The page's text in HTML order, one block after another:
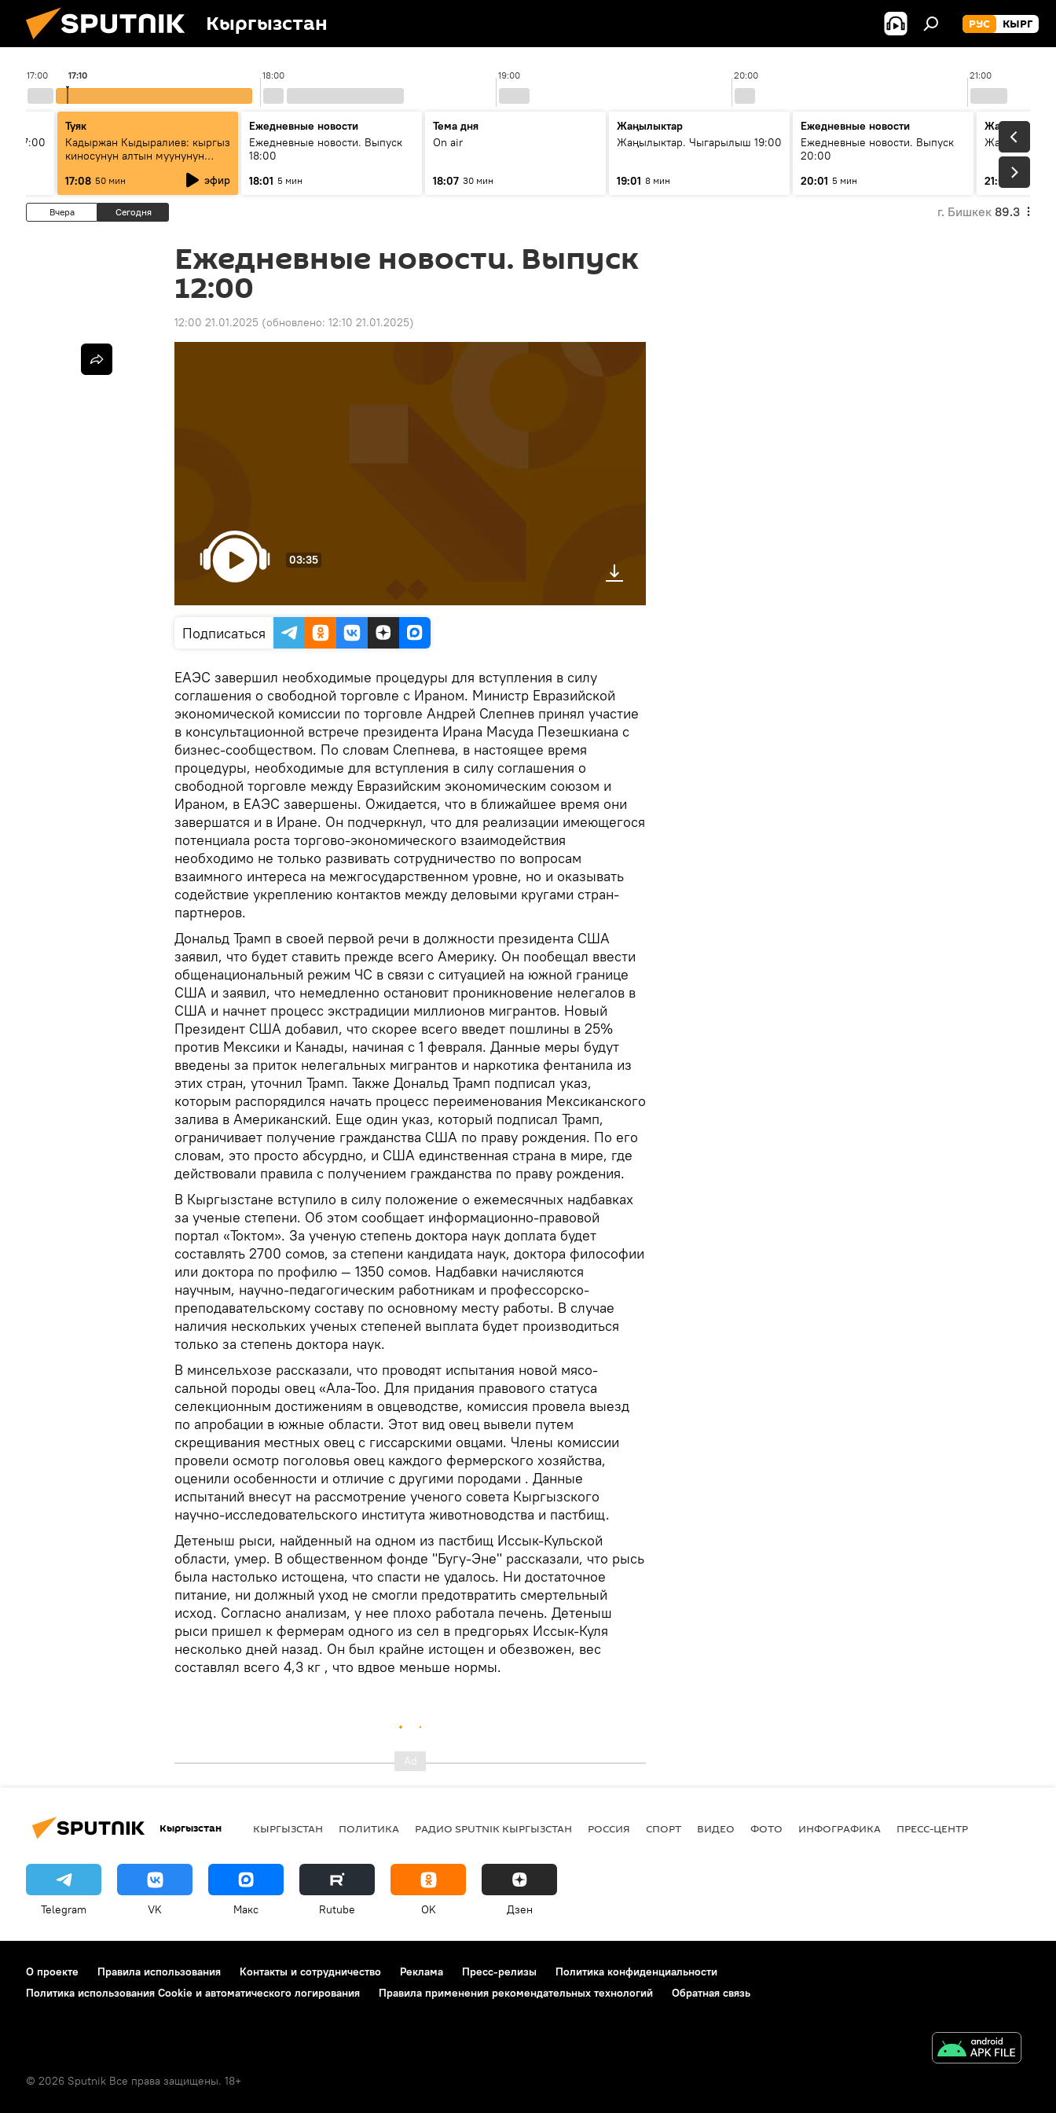
Кыргызстан РУС КЫРГ
17:00 18:00 19:00 20:00 21:00
17:10
17:00
Туяк
Кадыржан Кыдыралиев: кыргыз
киносунун алтын муунунун
17:08 50 мин эфир
Ежедневные новости
Ежедневные новости. Выпуск
18:00
18:01 5 мин
Тема дня
On air
18:07 30 мин
Жаңылыктар
Жаңылыктар. Чыгарылыш 19:00
19:01 8 мин
Ежедневные новости
Ежедневные новости. Выпуск
20:00
20:01 5 мин
Жаңылыктар
21:01 10 мин
Вчера Сегодня г. Бишкек 89.3
Ежедневные новости. Выпуск
12:00
12:00 21.01.2025 (обновлено: 12:10 21.01.2025)
03:35
Подписаться
ЕАЭС завершил необходимые процедуры для вступления в силу
соглашения о свободной торговле с Ираном. Министр Евразийской
экономической комиссии по торговле Андрей Слепнев принял участие
в консультационной встрече президента Ирана Масуда Пезешкиана с
бизнес-сообществом. По словам Слепнева, в настоящее время
процедуры, необходимые для вступления в силу соглашения о
свободной торговле между Евразийским экономическим союзом и
Ираном, в ЕАЭС завершены. Ожидается, что в ближайшее время они
завершатся и в Иране. Он подчеркнул, что для реализации имеющегося
потенциала роста торгово-экономического взаимодействия
необходимо не только развивать сотрудничество по вопросам
взаимного интереса на межгосударственном уровне, но и оказывать
содействие укреплению контактов между деловыми кругами стран-
партнеров.
Дональд Трамп в своей первой речи в должности президента США
заявил, что будет ставить прежде всего Америку. Он пообещал ввести
общенациональный режим ЧС в связи с ситуацией на южной границе
США и заявил, что немедленно остановит проникновение нелегалов в
США и начнет процесс экстрадиции миллионов мигрантов. Новый
Президент США добавил, что скорее всего введет пошлины в 25%
против Мексики и Канады, начиная с 1 февраля. Данные меры будут
введены за приток нелегальных мигрантов и наркотика фентанила из
этих стран, уточнил Трамп. Также Дональд Трамп подписал указ,
которым распорядился начать процесс переименования Мексиканского
залива в Американский. Еще один указ, который подписал Трамп,
ограничивает получение гражданства США по праву рождения. По его
словам, это просто абсурдно, и США единственная страна в мире, где
действовали правила с получением гражданства по праву рождения.
В Кыргызстане вступило в силу положение о ежемесячных надбавках
за ученые степени. Об этом сообщает информационно-правовой
портал «Токтом». За ученую степень доктора наук доплата будет
составлять 2700 сомов, за степени кандидата наук, доктора философии
или доктора по профилю — 1350 сомов. Надбавки начисляются
научным, научно-педагогическим работникам и профессорско-
преподавательскому составу по основному месту работы. В случае
наличия нескольких ученых степеней выплата будет производиться
только за степень доктора наук.
В минсельхозе рассказали, что проводят испытания новой мясо-
сальной породы овец «Ала-Тоо. Для придания правового статуса
селекционным достижениям в овцеводстве, комиссия провела выезд
по апробации в южные области. Этот вид овец вывели путем
скрещивания местных овец с гиссарскими овцами. Члены комиссии
провели осмотр поголовья овец каждого фермерского хозяйства,
оценили особенности и отличие с другими породами . Данные
испытаний внесут на рассмотрение ученого совета Кыргызского
научно-исследовательского института животноводства и пастбищ.
Детеныш рыси, найденный на одном из пастбищ Иссык-Кульской
области, умер. В общественном фонде "Бугу-Эне" рассказали, что рысь
была настолько истощена, что спасти не удалось. Ни достаточное
питание, ни должный уход не смогли предотвратить смертельный
исход. Согласно анализам, у нее плохо работала печень. Детеныш
рыси пришел к фермерам одного из сел в предгорьях Иссык-Куля
несколько дней назад. Он был крайне истощен и обезвожен, вес
составлял всего 4,3 кг , что вдвое меньше нормы.
Кыргызстан КЫРГЫЗСТАН ПОЛИТИКА РАДИО SPUTNIK КЫРГЫЗСТАН РОССИЯ СПОРТ ВИДЕО ФОТО ИНФОГРАФИКА ПРЕСС-ЦЕНТР
Telegram VK Макс Rutube OK Дзен
О проекте Правила использования Контакты и сотрудничество Реклама Пресс-релизы
Политика конфиденциальности
Политика использования Cookie и автоматического логирования
Правила применения рекомендательных технологий Обратная связь
© 2026 Sputnik Все права защищены. 18+